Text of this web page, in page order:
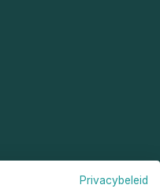
Privacybeleid